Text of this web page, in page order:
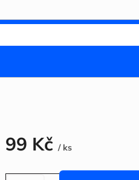
99 Kč/ ks